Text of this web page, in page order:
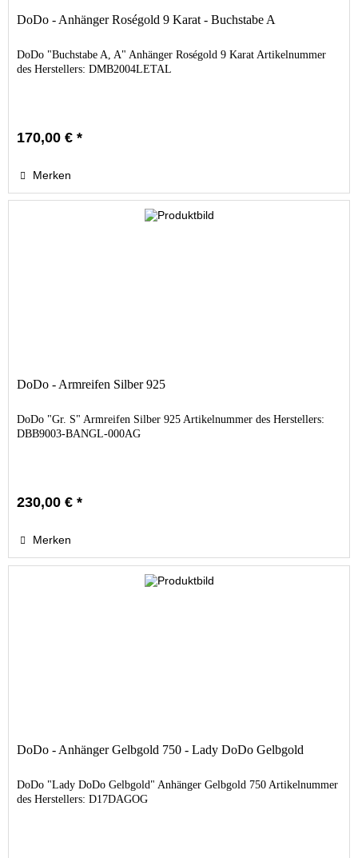
DoDo - Anhänger Roségold 9 Karat - Buchstabe A
DoDo "Buchstabe A, A" Anhänger Roségold 9 Karat Artikelnummer
des Herstellers: DMB2004LETAL
170,00 € *
Merken
DoDo - Armreifen Silber 925
DoDo "Gr. S" Armreifen Silber 925 Artikelnummer des Herstellers:
DBB9003-BANGL-000AG
230,00 € *
Merken
DoDo - Anhänger Gelbgold 750 - Lady DoDo Gelbgold
DoDo "Lady DoDo Gelbgold" Anhänger Gelbgold 750 Artikelnummer
des Herstellers: D17DAGOG